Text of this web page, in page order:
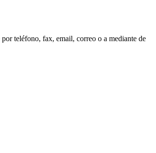
teléfono, fax, email, correo o a mediante de